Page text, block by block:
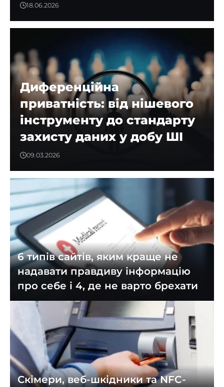
18.06.2026
Диференційна
приватність: від нішевого
інструменту до стандарту
захисту даних у добу ШІ
09.03.2026
6 типів сайтів, яким краще не
надавати правдиву інформацію
про себе і 4, де не варто брехати
Скімери, веб-шкідники та NFC-